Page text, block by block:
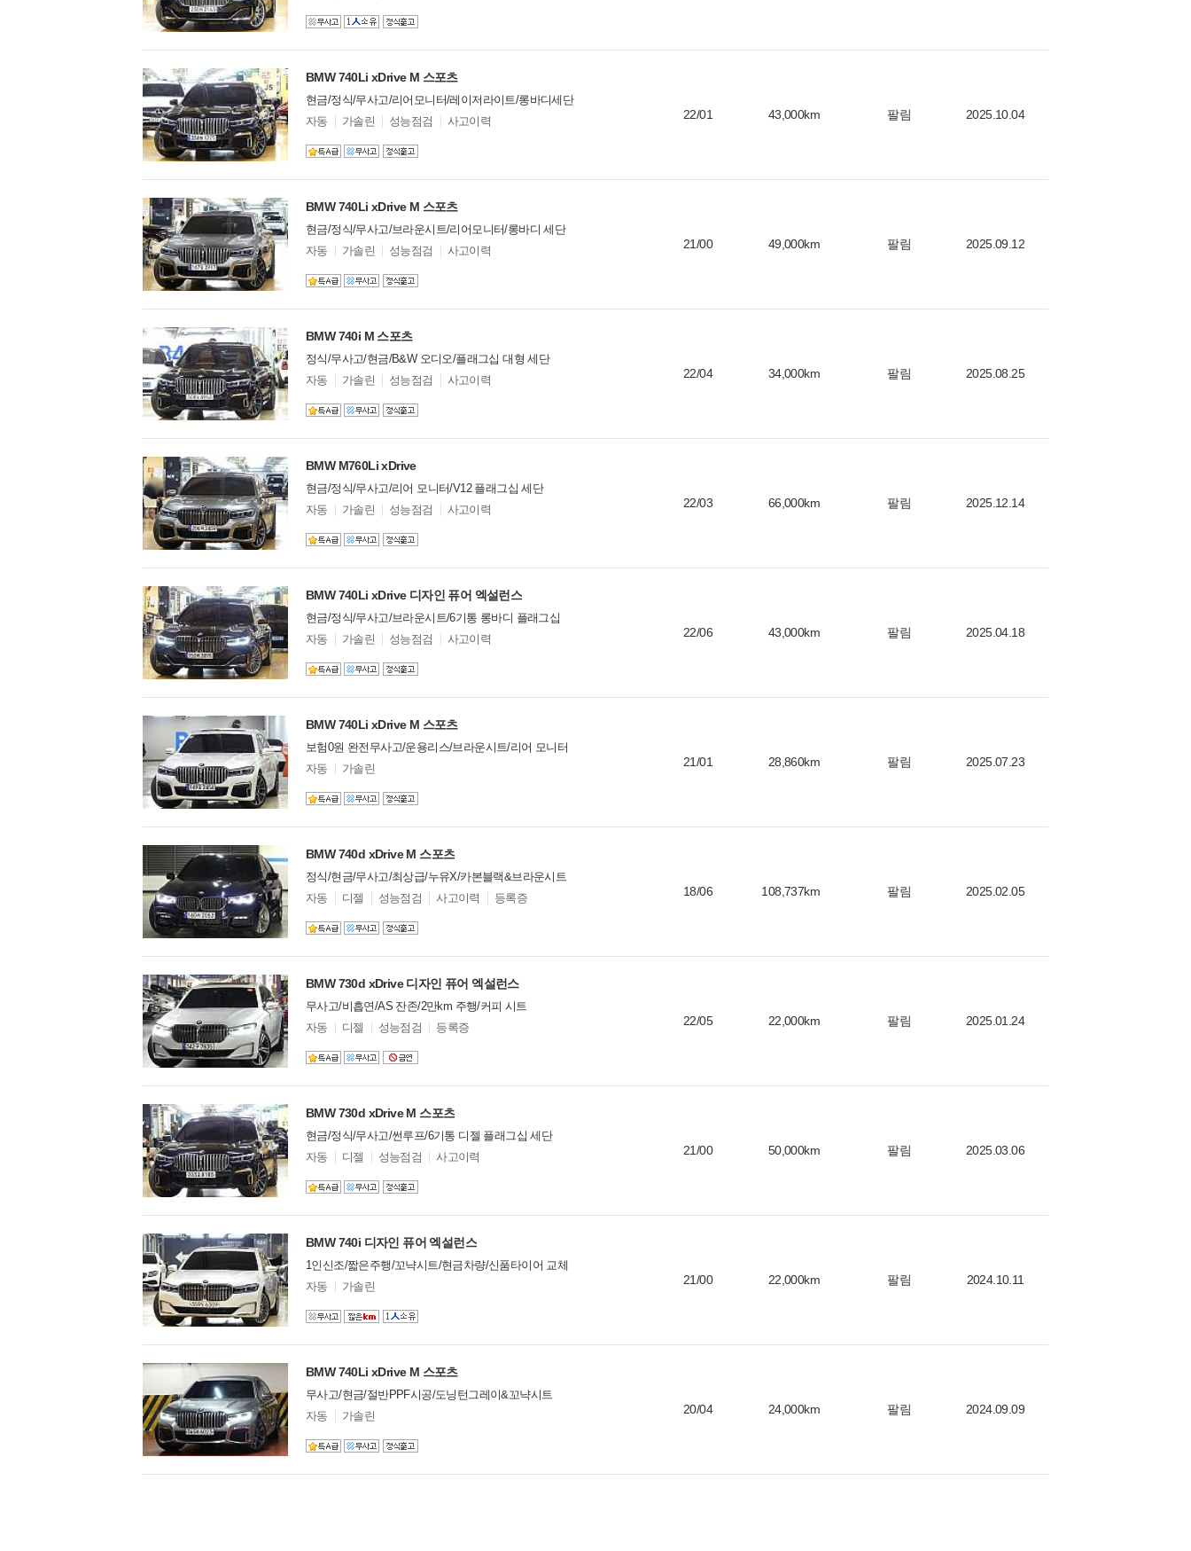
파가니
페라리
132
포르쉐
포톤
0
폰티악
0
폴스타
1
푸조
2
피스커
피아트
5
허머
9
혼다
4
홀덴
히노
기타 수입차
16
옵
션
BMW 740Li xDrive M 스포츠
현금/정식/무사고/리어모니터/레이저라이트/롱바디세단
모
옵
션
자동 가솔린 성능점검 사고이력 22/01 43,000km 팔림 2025.10.04
BMW 740Li xDrive M 스포츠
현금/정식/무사고/브라운시트/리어모니터/롱바디 세단
모
옵
션
자동 가솔린 성능점검 사고이력 21/00 49,000km 팔림 2025.09.12
BMW 740i M 스포츠
정식/무사고/현금/B&W 오디오/플래그십 대형 세단
모
옵
션
자동 가솔린 성능점검 사고이력 22/04 34,000km 팔림 2025.08.25
BMW M760Li xDrive
현금/정식/무사고/리어 모니터/V12 플래그십 세단
모
옵
션
자동 가솔린 성능점검 사고이력 22/03 66,000km 팔림 2025.12.14
BMW 740Li xDrive 디자인 퓨어 엑설런스
현금/정식/무사고/브라운시트/6기통 롱바디 플래그십
모
옵
션
자동 가솔린 성능점검 사고이력 22/06 43,000km 팔림 2025.04.18
BMW 740Li xDrive M 스포츠
보험0원 완전무사고/운용리스/브라운시트/리어 모니터
모
옵
션
자동 가솔린 21/01 28,860km 팔림 2025.07.23
BMW 740d xDrive M 스포츠
정식/현금/무사고/최상급/누유X/카본블랙&브라운시트
모
옵
션
자동 디젤 성능점검 사고이력 등록증 18/06 108,737km 팔림 2025.02.05
BMW 730d xDrive 디자인 퓨어 엑설런스
무사고/비흡연/AS 잔존/2만km 주행/커피 시트
모
옵
션
자동 디젤 성능점검 등록증 22/05 22,000km 팔림 2025.01.24
BMW 730d xDrive M 스포츠
현금/정식/무사고/썬루프/6기통 디젤 플래그십 세단
모
옵
션
자동 디젤 성능점검 사고이력 21/00 50,000km 팔림 2025.03.06
BMW 740i 디자인 퓨어 엑설런스
1인신조/짧은주행/꼬냑시트/현금차량/신품타이어 교체
모
옵
션
자동 가솔린 21/00 22,000km 팔림 2024.10.11
BMW 740Li xDrive M 스포츠
무사고/현금/절반PPF시공/도닝턴그레이&꼬냑시트
모
옵
션
자동 가솔린 20/04 24,000km 팔림 2024.09.09